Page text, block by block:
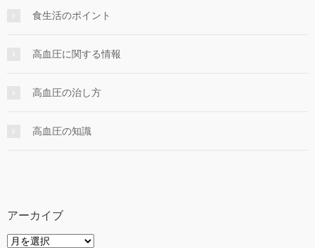
食生活のポイント
高血圧に関する情報
高血圧の治し方
高血圧の知識
アーカイブ
ア